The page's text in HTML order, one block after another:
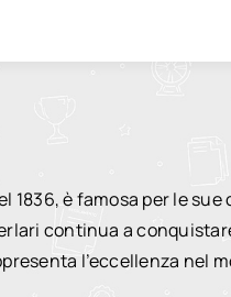
è famosa per le
continua a
l’eccellenza nel